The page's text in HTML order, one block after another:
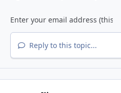
Reply to this topic...